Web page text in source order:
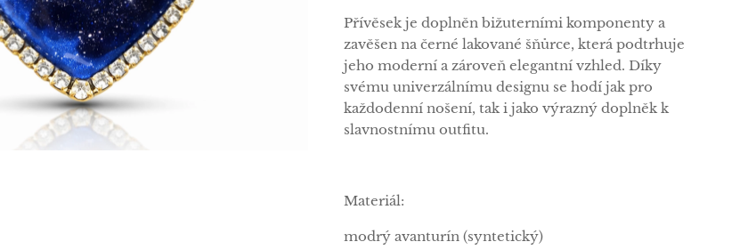
Přívěsek je doplněn bižuterními komponenty a
zavěšen na černé lakované šňůrce, která podtrhuje
jeho moderní a zároveň elegantní vzhled. Díky
svému univerzálnímu designu se hodí jak pro
každodenní nošení, tak i jako výrazný doplněk k
slavnostnímu outfitu.
Materiál:
modrý avanturín (syntetický)